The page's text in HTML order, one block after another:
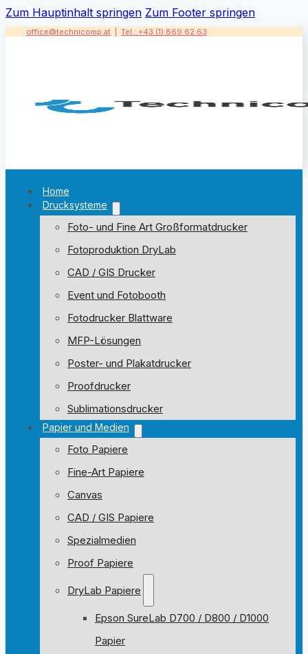
Zum Hauptinhalt springen Zum Footer springen
office@technicomp.at Tel.: +43 (1) 869 62 63
Home
Drucksysteme
Foto- und Fine Art Großformatdrucker
Fotoproduktion DryLab
CAD / GIS Drucker
Event und Fotobooth
Fotodrucker Blattware
MFP-Lösungen
Poster- und Plakatdrucker
Proofdrucker
Sublimationsdrucker
Papier und Medien
Foto Papiere
Fine-Art Papiere
Canvas
CAD / GIS Papiere
Spezialmedien
Proof Papiere
DryLab Papiere
Epson SureLab D700 / D800 / D1000
Papier